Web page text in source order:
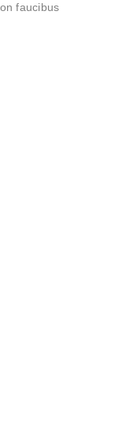
faucibus